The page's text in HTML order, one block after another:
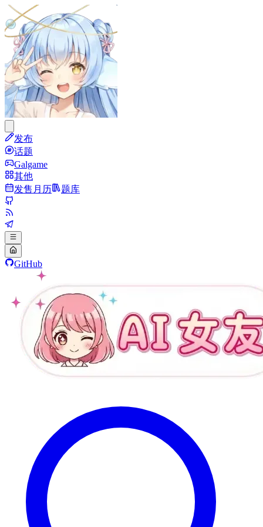
发布
话题
Galgame
其他
发售月历
题库
GitHub